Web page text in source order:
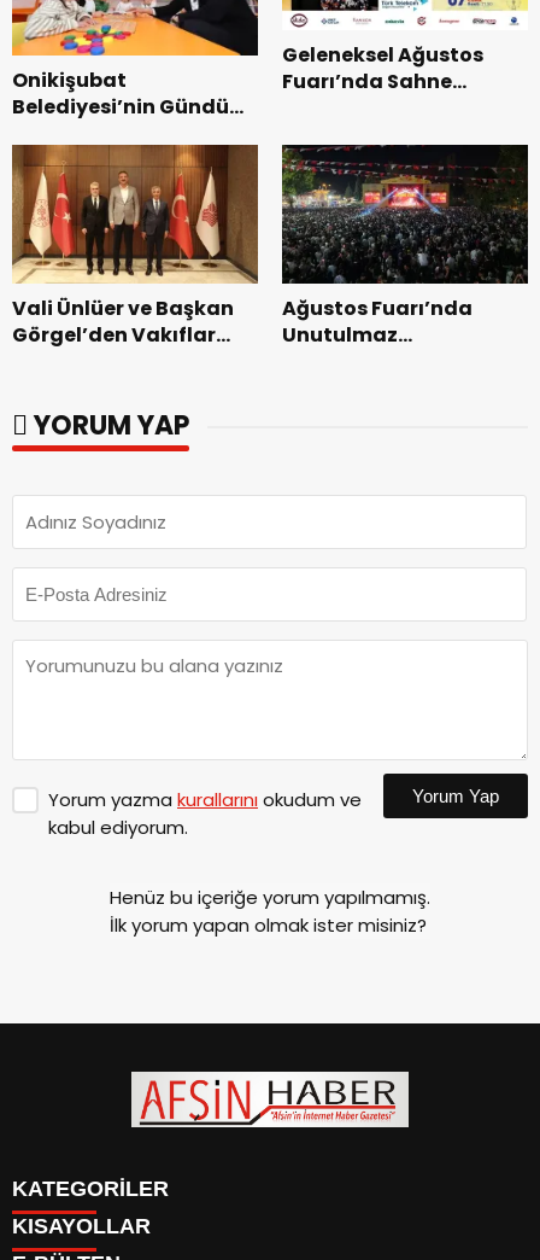
Onikişubat
Belediyesi’nin Gündüz
dönemin ön kayıtları
başladı.
Geleneksel Ağustos
Fuarı’nda Sahne
Vali Ünlüer ve Başkan
Görgel’den Vakıflar
Ağustos Fuarı’nda
Unutulmaz
YORUM YAP
Yorum yazma kurallarınıokudum ve
kabul ediyorum.
Yorum Yap
Henüz bu içeriğe yorum yapılmamış.
İlk yorum yapan olmak ister misiniz?
KATEGORİLER
SİYASET
KISAYOLLAR